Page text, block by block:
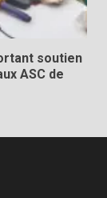
soutien
ASC de